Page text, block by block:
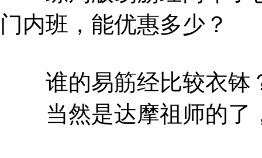
门内班，能优惠多少？
谁的易筋经比较衣钵
当然是达摩祖师的了